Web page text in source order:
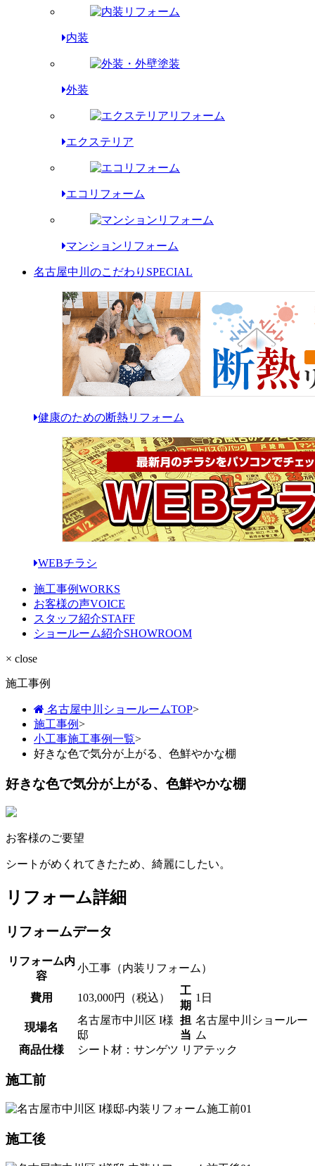
内装
外装
エクステリア
エコリフォーム
マンションリフォーム
名古屋中川のこだわり SPECIAL
健康のための断熱リフォーム
WEBチラシ
施工事例WORKS
お客様の声VOICE
スタッフ紹介STAFF
ショールーム紹介SHOWROOM
× close
施工事例
名古屋中川ショールームTOP>
施工事例>
小工事施工事例一覧>
好きな色で気分が上がる、色鮮やかな棚
好きな色で気分が上がる、色鮮やかな棚
お客様のご要望
シートがめくれてきたため、綺麗にしたい。
リフォーム詳細
リフォームデータ
リフォーム内
容
小工事（内装リフォーム）
費用 103,000円（税込）
工
期
1日
現場名
名古屋市中川区 I様
邸
担
当
名古屋中川ショールー
ム
商品仕様
シート材：サンゲツ リアテック
施工前
施工後